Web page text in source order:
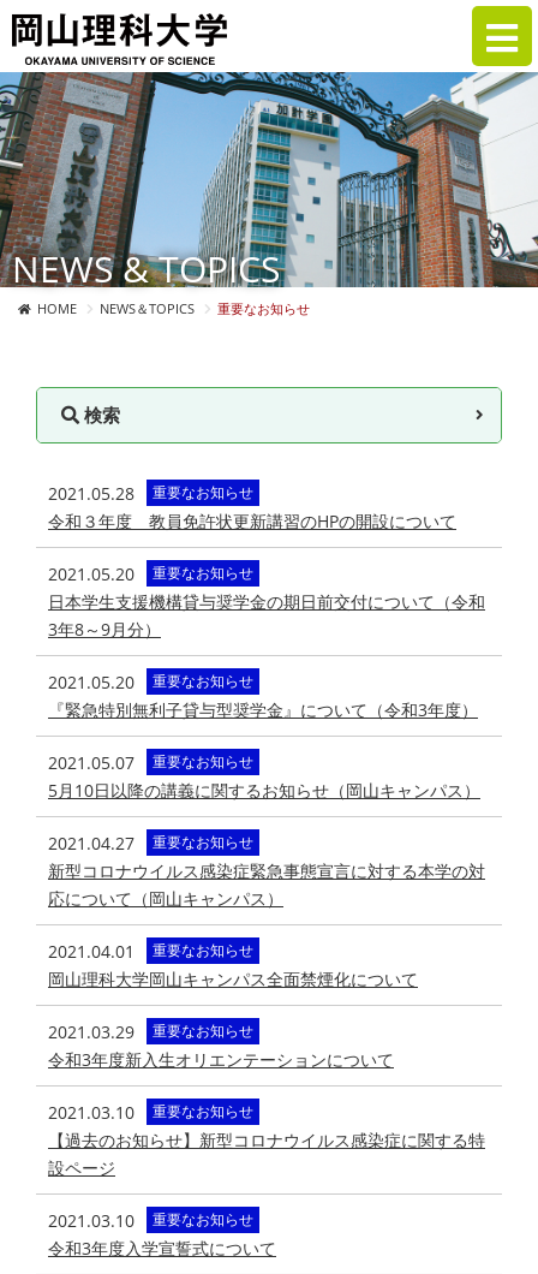
NEWS & TOPICS
HOME NEWS＆TOPICS 重要なお知らせ
検索
2021.05.28 重要なお知らせ
令和３年度 教員免許状更新講習のHPの開設について
2021.05.20 重要なお知らせ
日本学生支援機構貸与奨学金の期日前交付について（令和
3年8～9月分）
2021.05.20 重要なお知らせ
『緊急特別無利子貸与型奨学金』について（令和3年度）
2021.05.07 重要なお知らせ
5月10日以降の講義に関するお知らせ（岡山キャンパス）
2021.04.27 重要なお知らせ
新型コロナウイルス感染症緊急事態宣言に対する本学の対
応について（岡山キャンパス）
2021.04.01 重要なお知らせ
岡山理科大学岡山キャンパス全面禁煙化について
2021.03.29 重要なお知らせ
令和3年度新入生オリエンテーションについて
2021.03.10 重要なお知らせ
【過去のお知らせ】新型コロナウイルス感染症に関する特
設ページ
2021.03.10 重要なお知らせ
令和3年度入学宣誓式について